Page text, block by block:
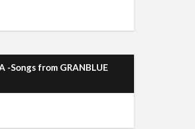
-Songs from GRANBLUE